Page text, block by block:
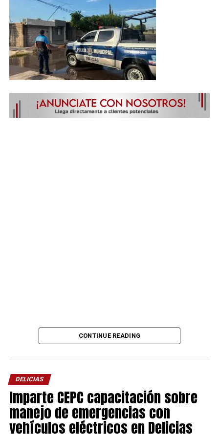
CONTINUE READING
DELICIAS
Imparte CEPC capacitación sobre
manejo de emergencias con
vehículos eléctricos en Delicias